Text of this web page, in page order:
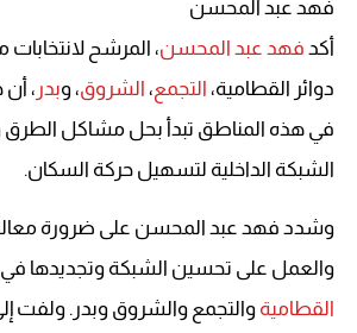
فهد عبد المحسن
أكد فهد عبد المحسن، المرشح
دوائر القطامية، التجمع، الشروق، وبدر ،
في هذه المناطق تبدأ بحل مشاكل الطرق
الشبكة الداخلية لتسهيل حركة السكان.
وشدد فهد عبد المحسن على ضرورة
والعمل على تحسين الشبكة وتجديدها في
القطامية والتجمع والشروق وبدر. ولفت